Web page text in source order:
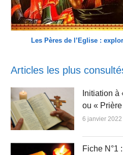
Les Pères de l’Eglise :
Articles les plus
Initiation
ou «
6 janvier 2022
Fiche N°1